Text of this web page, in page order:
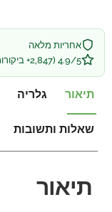
אחריות מלאה
4.9/5 (2,847+ ביקורות)
תיאור גלריה
שאלות ותשובות
תיאור